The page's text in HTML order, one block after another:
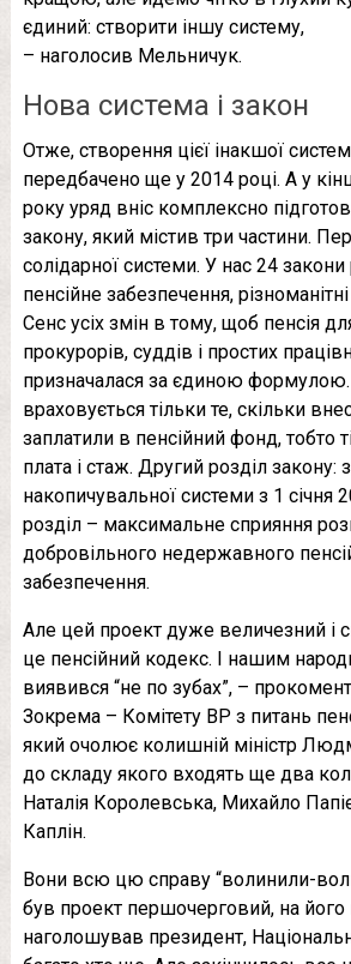
єдиний: створити іншу систему,
– наголосив Мельничук.
Нова система і закон
Отже, створення цієї інакшої
передбачено ще у 2014 році. А у
року уряд вніс комплексно
закону, який містив три частини.
солідарної системи. У нас 24
пенсійне забезпечення,
Сенс усіх змін в тому, щоб пенсія
прокурорів, суддів і простих
призначалася за єдиною формулою.
враховується тільки те, скільки
заплатили в пенсійний фонд, тобто
плата і стаж. Другий розділ
накопичувальної системи з 1 січня
розділ – максимальне сприяння
добровільного недержавного
забезпечення.
Але цей проект дуже величезний і
це пенсійний кодекс. І нашим
виявився “не по зубах”, –
Зокрема – Комітету ВР з питань
який очолює колишній міністр
до складу якого входять ще два
Наталія Королевська, Михайло
Каплін.
Вони всю цю справу “волинили-
був проект першочерговий, на його
наголошував президент,